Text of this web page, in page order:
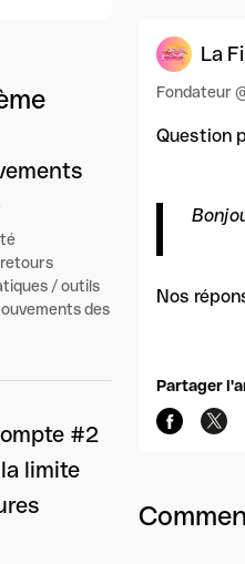
/ outils
des
#2
limite
La
Fondateur
Question
Nos
Partager